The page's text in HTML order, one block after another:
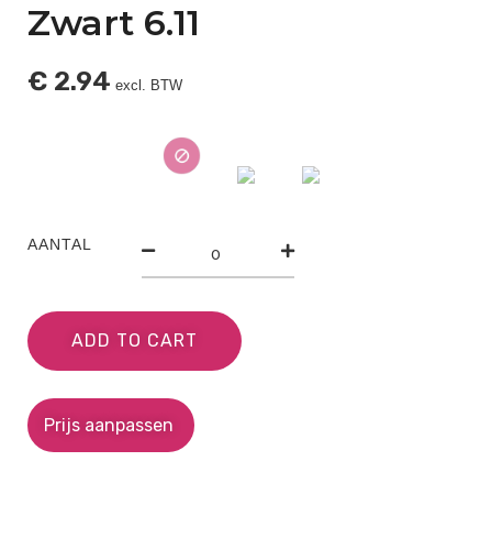
Zwart 6.11
€ 2.94 excl. BTW
AANTAL
ADD TO CART
Prijs aanpassen